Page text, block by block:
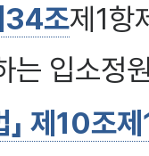
34조제1항
는 입소정
」 제10조